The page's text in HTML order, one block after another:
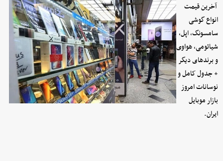
آخرین قیمت
انواع گوشی
سامسونگ، اپل،
شیائومی، هواوی
و برندهای دیگر
+ جدول کامل و
نوسانات امروز
بازار موبایل
ایران.